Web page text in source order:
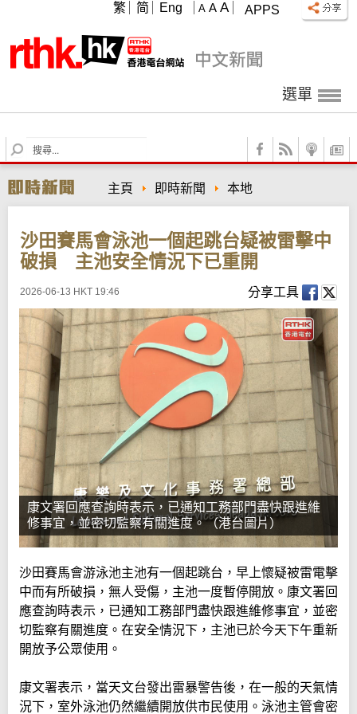
APPS
A A A
繁 简 Eng
選單
S
e
r
c
主頁 即時新聞 本地
沙田賽馬會泳池一個起跳台疑被雷擊中
破損 主池安全情況下已重開
2026-06-13 HKT 19:46 分享工具
康文署回應查詢時表示，已通知工務部門盡快跟進維
修事宜，並密切監察有關進度。（港台圖片）
沙田賽馬會游泳池主池有一個起跳台，早上懷疑被雷電擊
中而有所破損，無人受傷，主池一度暫停開放。康文署回
應查詢時表示，已通知工務部門盡快跟進維修事宜，並密
切監察有關進度。在安全情況下，主池已於今天下午重新
開放予公眾使用。
康文署表示，當天文台發出雷暴警告後，在一般的天氣情
況下，室外泳池仍然繼續開放供市民使用。泳池主管會密